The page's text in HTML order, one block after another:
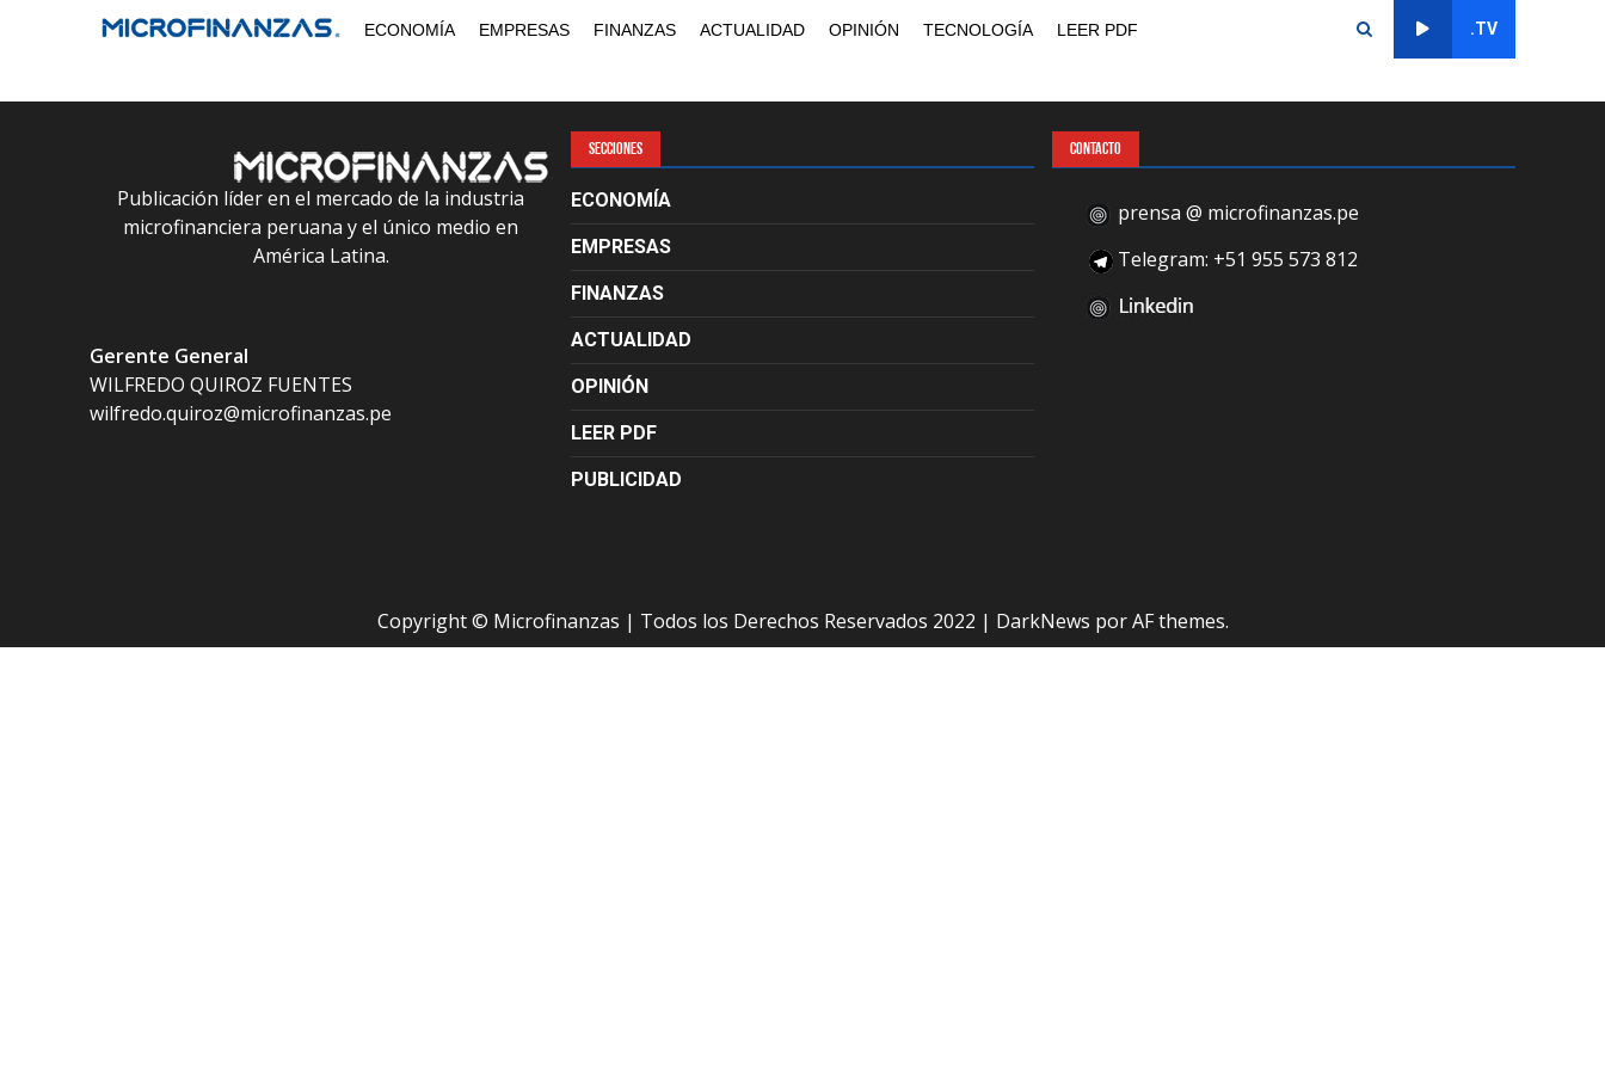
ECONOMÍA EMPRESAS FINANZAS ACTUALIDAD OPINIÓN TECNOLOGÍA LEER PDF .TV
Publicación líder en el mercado de la industria
microfinanciera peruana y el único medio en
América Latina.
Gerente General
WILFREDO QUIROZ FUENTES
wilfredo.quiroz@microfinanzas.pe
SECCIONES
ECONOMÍA
EMPRESAS
FINANZAS
ACTUALIDAD
OPINIÓN
LEER PDF
PUBLICIDAD
CONTACTO
prensa @ microfinanzas.pe
Telegram: +51 955 573 812
Copyright © Microfinanzas | Todos los Derechos Reservados 2022 | DarkNews por AF themes.